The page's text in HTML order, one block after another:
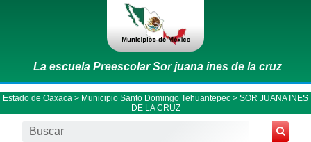
La escuela Preescolar Sor juana ines de la cruz
Estado de Oaxaca > Municipio Santo Domingo Tehuantepec > SOR JUANA INES
DE LA CRUZ